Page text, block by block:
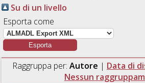
Su di un livello
Esporta come
Raggruppa per: Autore | Data di
Nessun